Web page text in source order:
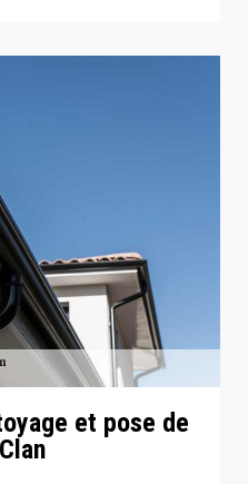
et pose de